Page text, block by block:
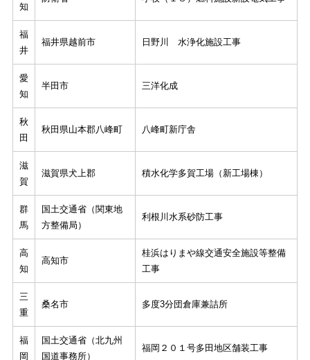
知
福
井
福井県越前市 日野川 水浄化施設工事
愛
知
半田市 三洋化成
秋
田
秋田県山本郡八峰町 八峰町新庁舎
滋
賀
滋賀県犬上郡 積水化学多賀工場（新工場棟）
群
馬
国土交通省（関東地
方整備局）
利根川水系砂防工事
高
知
高知市
桂浜はりまや線交通安全施設等整備
工事
三
重
桑名市 多度3分団倉庫兼詰所
福
岡
国土交通省（北九州
国道事務所）
福岡２０１号多田地区舗装工事